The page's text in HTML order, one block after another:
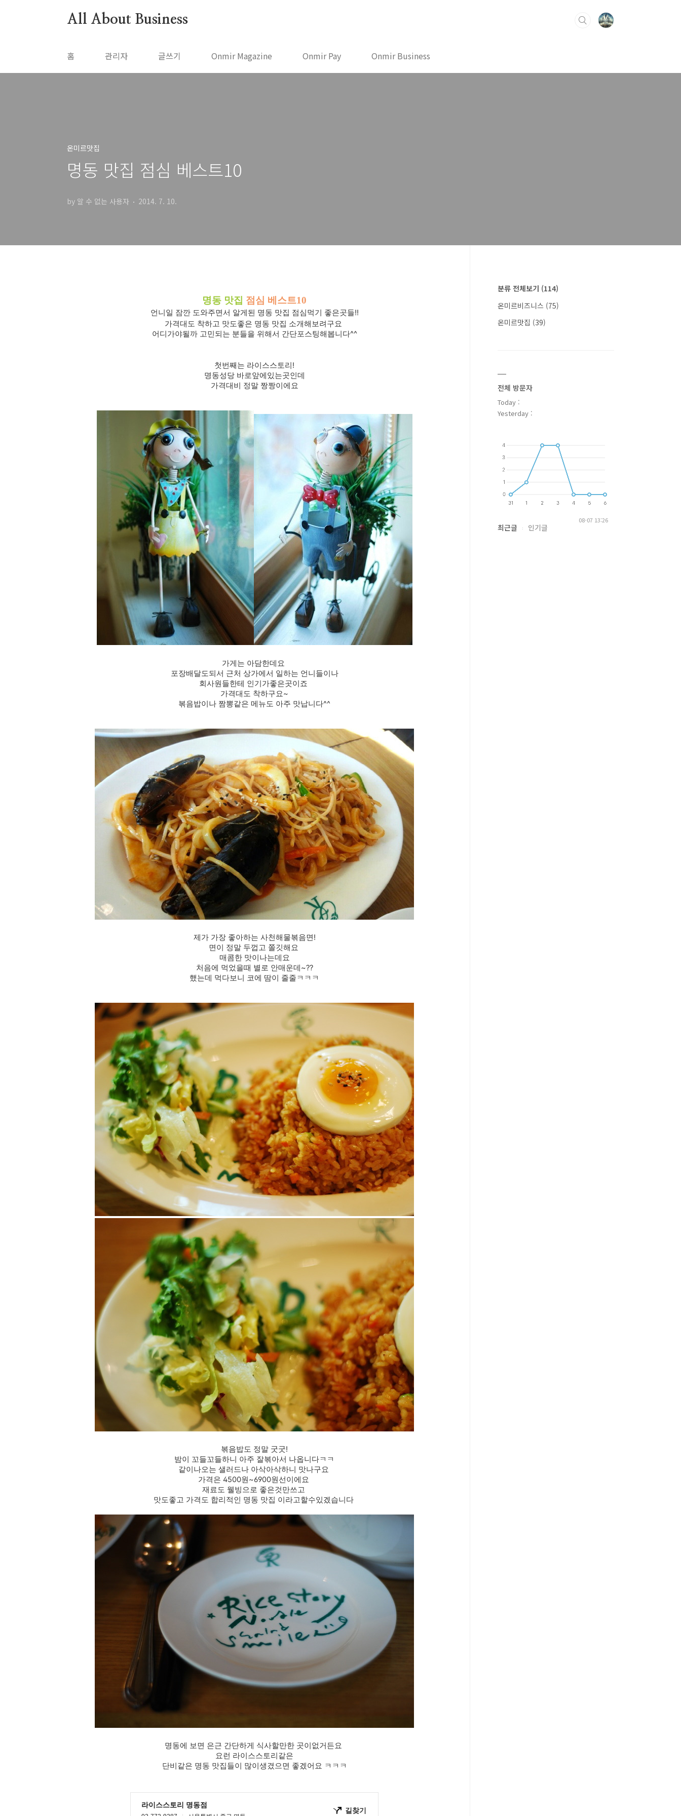
All About Business
홈 관리자 글쓰기 Onmir Magazine Onmir Pay Onmir Business
온미르맛집
명동 맛집 점심 베스트10
by 알 수 없는 사용자 2014. 7. 10.
명동 맛집 점심 베스트10
언니일 잠깐 도와주면서 알게된 명동 맛집 점심먹기 좋은곳들!!
가격대도 착하고 맛도좋은 명동 맛집 소개해보려구요
어디가야될까 고민되는 분들을 위해서 간단포스팅해봅니다^^
첫번째는 라이스스토리!
명동성당 바로앞에있는곳인데
가격대비 정말 짱짱이에요
가게는 아담한데요
포장배달도되서 근처 상가에서 일하는 언니들이나
회사원들한테 인기가좋은곳이죠
가격대도 착하구요~
볶음밥이나 짬뽕같은 메뉴도 아주 맛납니다^^
제가 가장 좋아하는 사천해물볶음면!
면이 정말 두껍고 쫄깃해요
매콤한 맛이나는데요
처음에 먹었을때 별로 안매운데~??
했는데 먹다보니 코에 땀이 줄줄ㅋㅋㅋ
볶음밥도 정말 굿굿!
밤이 꼬들꼬들하니 아주 잘볶아서 나옵니다ㅋㅋ
같이나오는 샐러드나 아삭아삭하니 맛나구요
가격은 4500원~6900원선이에요
재료도 웰빙으로 좋은것만쓰고
맛도좋고 가격도 합리적인 명동 맛집 이라고할수있겠습니다
명동에 보면 은근 간단하게 식사할만한 곳이없거든요
요런 라이스스토리같은
단비같은 명동 맛집들이 많이생겼으면 좋겠어요 ㅋㅋㅋ
분류 전체보기 (114)
온미르비즈니스 (75)
온미르맛집 (39)
전체 방문자
Today :
Yesterday :
08-07 13:26
최근글 인기글